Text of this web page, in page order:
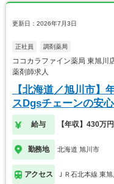
更新日：2026年7月3日
正社員 調剤薬局
ココカラファイン薬局 東旭
薬剤師求人
【北海道／旭川市
スDgsチェーンの安
給与 【年収】430万
勤務地 北海道 旭川市
アクセス ＪＲ石北本線 東